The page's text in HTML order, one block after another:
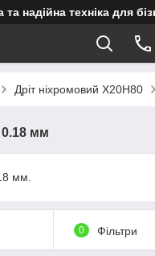
надійна техніка для
Дріт ніхромовий Х20Н80
0.18 мм
мм.
0 Фільтри